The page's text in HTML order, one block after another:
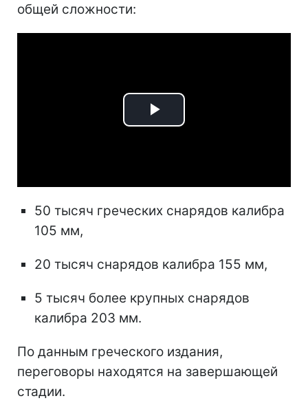
общей сложности:
Play
50 тысяч греческих снарядов калибра
105 мм,
20 тысяч снарядов калибра 155 мм,
5 тысяч более крупных снарядов
калибра 203 мм.
По данным греческого издания,
переговоры находятся на завершающей
стадии.